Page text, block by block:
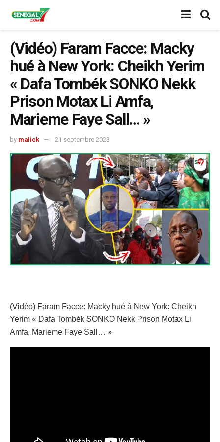
(Vidéo) Faram Facce: Macky
hué à New York: Cheikh Yerim
« Dafa Tombék SONKO Nekk
Prison Motax Li Amfa,
Marieme Faye Sall… »
by malick 21 septembre 2023
(Vidéo) Faram Facce: Macky hué à New York: Cheikh
Yerim « Dafa Tombék SONKO Nekk Prison Motax Li
Amfa, Marieme Faye Sall… »